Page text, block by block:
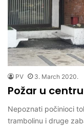
PV 3. March 2020.
Požar u
Nepoznati počinioci
trambolinu i druge